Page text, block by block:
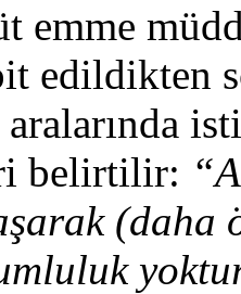
emme
edildikten
belirtilir:
(daha